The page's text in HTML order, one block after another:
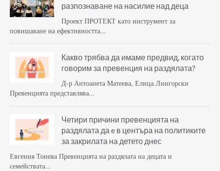
разпознаване на насилие над деца
Проект ПРОТЕКТ като инструмент за
повишаване на ефективността...
Какво трябва да имаме предвид, когато
говорим за превенция на раздялата?
Д-р Антоанета Матеева, Елица Лингорски
Превенцията представлява...
Четири причини превенцията на
раздялата да e в центъра на политиките
за закрилата на детето днес
Евгения Тонева Превенцията на раздялата на децата и
семействата...